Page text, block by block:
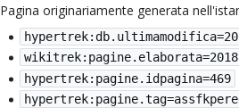
Pagina originariamente generata
hypertrek:db.ultimamodifica=
wikitrek:pagine.elaborata=
hypertrek:pagine.idpagina=469